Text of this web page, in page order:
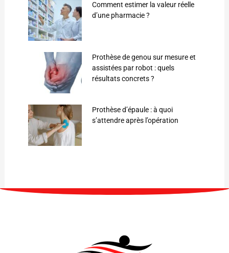
Comment estimer la valeur réelle
d’une pharmacie ?
Prothèse de genou sur mesure et
assistées par robot : quels
résultats concrets ?
Prothèse d’épaule : à quoi
s’attendre après l’opération